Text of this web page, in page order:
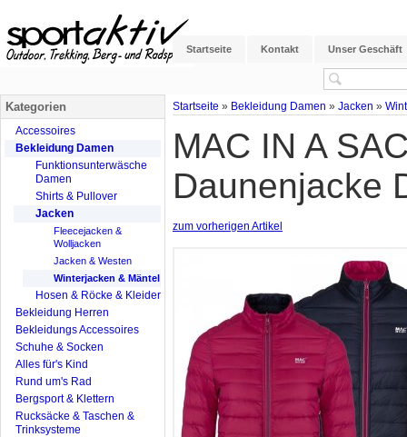
Startseite Kontakt Unser Geschäft
Startseite » Bekleidung Damen » Jacken »
MAC IN A
Daunenjacke
zum vorherigen Artikel
Kategorien
Accessoires
Bekleidung Damen
Funktionsunterwäsche
Damen
Shirts & Pullover
Jacken
Fleecejacken &
Wolljacken
Jacken & Westen
Winterjacken & Mäntel
Hosen & Röcke & Kleider
Bekleidung Herren
Bekleidungs Accessoires
Schuhe & Socken
Alles für's Kind
Rund um's Rad
Bergsport & Klettern
Rucksäcke & Taschen &
Trinksysteme